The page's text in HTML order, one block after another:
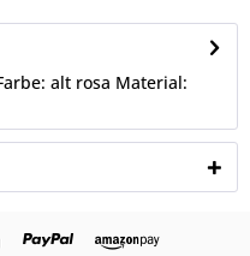
alt rosa Material: